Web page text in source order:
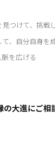
つけて、挑戦
、自分自身を
を広げる
の大進にご相